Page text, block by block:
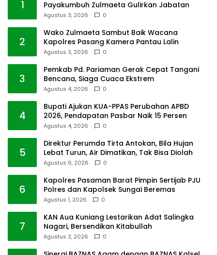
1
Payakumbuh Zulmaeta Gulirkan Jabatan
Agustus 3, 2026 0
2
Wako Zulmaeta Sambut Baik Wacana
Kapolres Pasang Kamera Pantau Lalin
Agustus 3, 2026 0
3
Pemkab Pd. Pariaman Gerak Cepat Tangani
Bencana, Siaga Cuaca Ekstrem
Agustus 4, 2026 0
4
Bupati Ajukan KUA-PPAS Perubahan APBD
2026, Pendapatan Pasbar Naik 15 Persen
Agustus 4, 2026 0
5
Direktur Perumda Tirta Antokan, Bila Hujan
Lebat Turun, Air Dimatikan, Tak Bisa Diolah
Agustus 6, 2026 0
6
Kapolres Pasaman Barat Pimpin Sertijab PJU
Polres dan Kapolsek Sungai Beremas
Agustus 1, 2026 0
7
KAN Aua Kuniang Lestarikan Adat Salingka
Nagari, Bersendikan Kitabullah
Agustus 2, 2026 0